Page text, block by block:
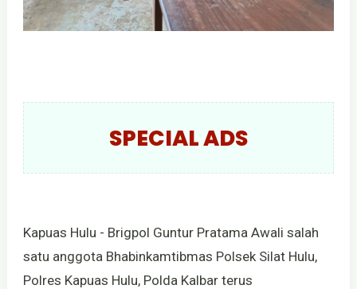
SPECIAL ADS
Kapuas Hulu - Brigpol Guntur Pratama Awali salah
satu anggota Bhabinkamtibmas Polsek Silat Hulu,
Polres Kapuas Hulu, Polda Kalbar terus